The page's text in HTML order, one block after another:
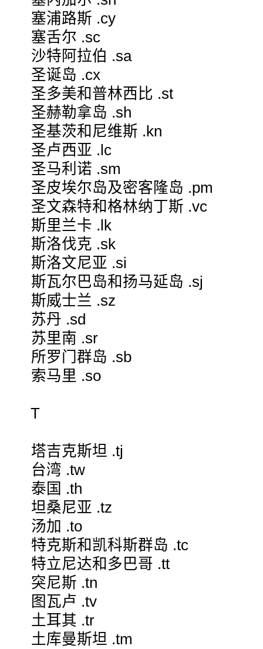
塞浦路斯 .cy
塞舌尔 .sc
沙特阿拉伯 .sa
圣诞岛 .cx
圣多美和普林西比 .st
圣赫勒拿岛 .sh
圣基茨和尼维斯 .kn
圣卢西亚 .lc
圣马利诺 .sm
圣皮埃尔岛及密客隆岛 .pm
圣文森特和格林纳丁斯 .vc
斯里兰卡 .lk
斯洛伐克 .sk
斯洛文尼亚 .si
斯瓦尔巴岛和扬马延岛 .sj
斯威士兰 .sz
苏丹 .sd
苏里南 .sr
所罗门群岛 .sb
索马里 .so
T
塔吉克斯坦 .tj
台湾 .tw
泰国 .th
坦桑尼亚 .tz
汤加 .to
特克斯和凯科斯群岛 .tc
特立尼达和多巴哥 .tt
突尼斯 .tn
图瓦卢 .tv
土耳其 .tr
土库曼斯坦 .tm